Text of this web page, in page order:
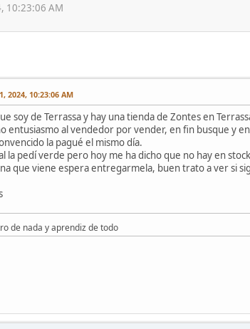
10:23:06 AM
2024, 10:23:06 AM
soy de Terrassa y hay una tienda de Zontes en
entusiasmo al vendedor por vender, en fin busque y
la pagué el mismo día.
la pedí verde pero hoy me ha dicho que no hay en
que viene espera entregarmela, buen trato a ver si
de nada y aprendiz de todo